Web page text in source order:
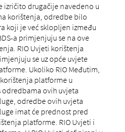
izričito drugačije navedeno u
korištenja, odredbe bilo
koji je već sklopljen između
a primjenjuju se na ove
RIO Uvjeti korištenja
se uz opće uvjete
Ukoliko RIO Međutim,
platforme u
ovih uvjeta
odredbe ovih uvjeta
imat će prednost pred
platforme. RIO Uvjeti i